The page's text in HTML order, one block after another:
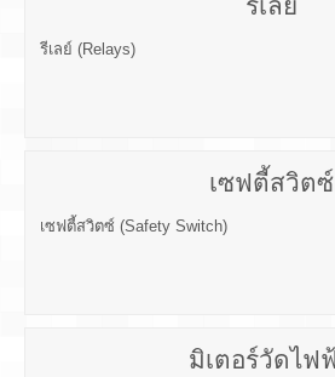
รีเลย์ (Relays)
เซฟตี้สวิตซ์
เซฟตี้สวิตซ์ (Safety Switch)
มิเตอร์วัดไฟ